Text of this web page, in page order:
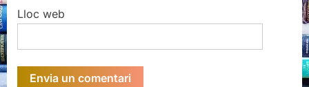
Lloc web